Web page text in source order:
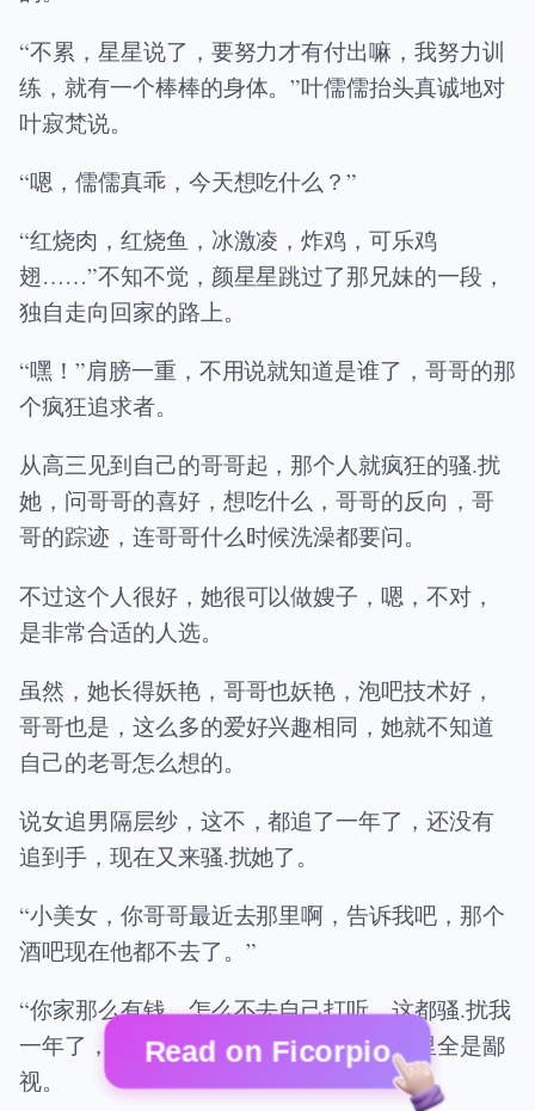
Read on Ficorpio
“不累，星星说了，要努力才有付出嘛，我努力训
练，就有一个棒棒的身体。”叶儒儒抬头真诚地对
叶寂梵说。
“嗯，儒儒真乖，今天想吃什么？”
“红烧肉，红烧鱼，冰激凌，炸鸡，可乐鸡
翅……”不知不觉，颜星星跳过了那兄妹的一段，
独自走向回家的路上。
“嘿！”肩膀一重，不用说就知道是谁了，哥哥的那
个疯狂追求者。
从高三见到自己的哥哥起，那个人就疯狂的骚.扰
她，问哥哥的喜好，想吃什么，哥哥的反向，哥
哥的踪迹，连哥哥什么时候洗澡都要问。
不过这个人很好，她很可以做嫂子，嗯，不对，
是非常合适的人选。
虽然，她长得妖艳，哥哥也妖艳，泡吧技术好，
哥哥也是，这么多的爱好兴趣相同，她就不知道
自己的老哥怎么想的。
说女追男隔层纱，这不，都追了一年了，还没有
追到手，现在又来骚.扰她了。
“小美女，你哥哥最近去那里啊，告诉我吧，那个
酒吧现在他都不去了。”
“你家那么有钱，怎么不去自己打听，这都骚.扰我
一年了，怎么还没有追到手？”颜星星眼里全是鄙
视。